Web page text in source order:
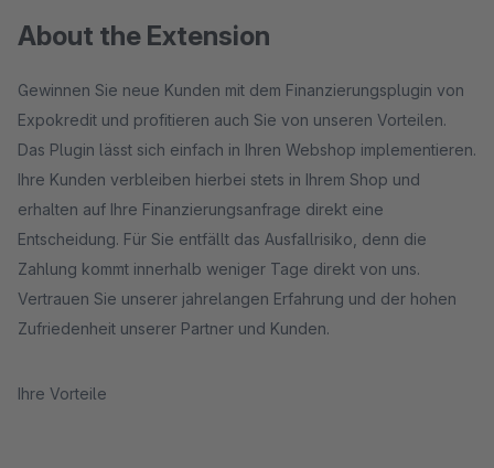
About the Extension
Gewinnen Sie neue Kunden mit dem Finanzierungsplugin von
Expokredit und profitieren auch Sie von unseren Vorteilen.
Das Plugin lässt sich einfach in Ihren Webshop implementieren.
Ihre Kunden verbleiben hierbei stets in Ihrem Shop und
erhalten auf Ihre Finanzierungsanfrage direkt eine
Entscheidung. Für Sie entfällt das Ausfallrisiko, denn die
Zahlung kommt innerhalb weniger Tage direkt von uns.
Vertrauen Sie unserer jahrelangen Erfahrung und der hohen
Zufriedenheit unserer Partner und Kunden.
Ihre Vorteile